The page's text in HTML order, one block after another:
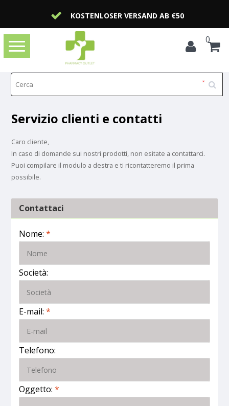
KOSTENLOSER VERSAND AB €50
Toggle
navigation
0
Servizio clienti e contatti
Caro cliente,
In caso di domande sui nostri prodotti, non esitate a contattarci.
Puoi compilare il modulo a destra e ti ricontatteremo il prima
possibile.
Contattaci
Nome: *
Società:
E-mail: *
Telefono:
Oggetto: *